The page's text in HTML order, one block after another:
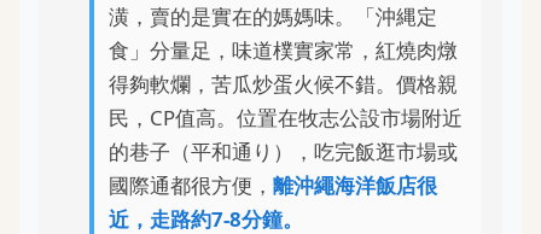
潢，賣的是實在的媽媽味。「沖縄定
食」分量足，味道樸實家常，紅燒肉燉
得夠軟爛，苦瓜炒蛋火候不錯。價格親
民，CP值高。位置在牧志公設市場附近
的巷子（平和通り），吃完飯逛市場或
國際通都很方便， 離沖繩海洋飯店很
近，走路約7-8分鐘。